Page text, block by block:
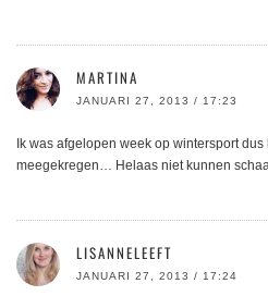
MARTINA
JANUARI 27, 2013 / 17:23
Ik was afgelopen week op wintersport
meegekregen… Helaas niet kunnen
LISANNELEEFT
JANUARI 27, 2013 / 17:24